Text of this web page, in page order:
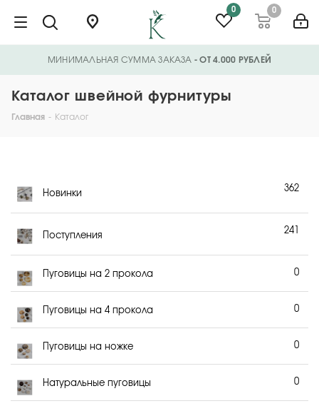
0 0
МИНИМАЛЬНАЯ СУММА ЗАКАЗА - ОТ 4.000 РУБЛЕЙ
Каталог швейной фурнитуры
Главная - Каталог
Новинки
362
Поступления
241
Пуговицы на 2 прокола 0
Пуговицы на 4 прокола 0
Пуговицы на ножке 0
Натуральные пуговицы 0